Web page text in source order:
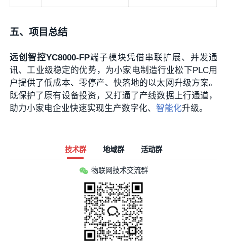
五、项目总结
远创智控YC8000-FP端子模块凭借串联扩展、并发通
讯、工业级稳定的优势，为小家电制造行业松下PLC用
户提供了低成本、零停产、快落地的以太网升级方案。
既保护了原有设备投资，又打通了产线数据上行通道，
助力小家电企业快速实现生产数字化、智能化升级。
技术群 地域群 活动群
物联网技术交流群